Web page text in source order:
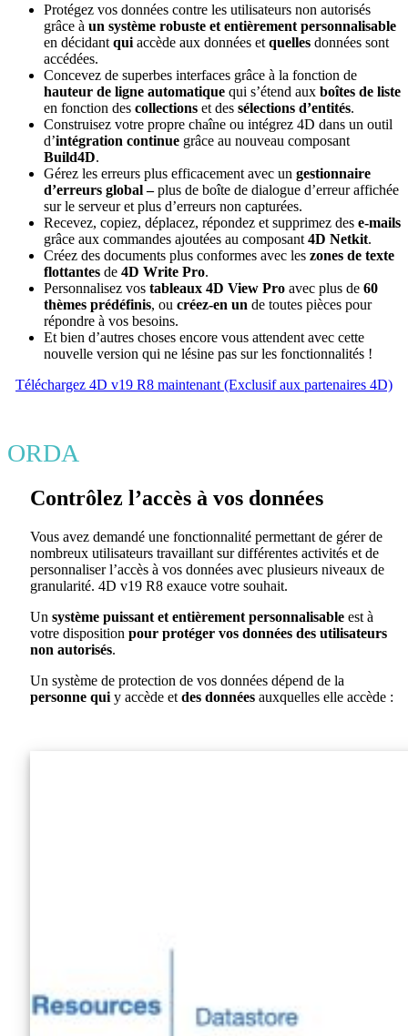
Protégez vos données contre les utilisateurs non autorisés
grâce à un système robuste et entièrement personnalisable
en décidant qui accède aux données et quelles données sont
accédées.
Concevez de superbes interfaces grâce à la fonction de
hauteur de ligne automatique qui s’étend aux boîtes de liste
en fonction des collections et des sélections d’entités.
Construisez votre propre chaîne ou intégrez 4D dans un outil
d’intégration continue grâce au nouveau composant
Build4D.
Gérez les erreurs plus efficacement avec un gestionnaire
d’erreurs global –plus de boîte de dialogue d’erreur affichée
sur le serveur et plus d’erreurs non capturées.
Recevez, copiez, déplacez, répondez et supprimez des e-mails
grâce aux commandes ajoutées au composant 4D Netkit.
Créez des documents plus conformes avec les zones de texte
flottantes de 4D Write Pro.
Personnalisez vos tableaux 4D View Pro avec plus de 60
thèmes prédéfinis, ou créez-en un de toutes pièces pour
répondre à vos besoins.
Et bien d’autres choses encore vous attendent avec cette
nouvelle version qui ne lésine pas sur les fonctionnalités !
Téléchargez 4D v19 R8 maintenant (Exclusif aux partenaires 4D)
ORDA
Contrôlez l’accès à vos données
Vous avez demandé une fonctionnalité permettant de gérer de
nombreux utilisateurs travaillant sur différentes activités et de
personnaliser l’accès à vos données avec plusieurs niveaux de
granularité. 4D v19 R8 exauce votre souhait.
Un système puissant et entièrement personnalisable est à
votre disposition pour protéger vos données des utilisateurs
non autorisés.
Un système de protection de vos données dépend de la
personne qui y accède et des données auxquelles elle accède :